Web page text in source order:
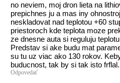
no neviem, moj dron lieta na
prepichnes ju a mas iny
neskladovat nad teplotou +60
priestoroch kde teplota moze
ze dnesne auta si reguluju
Predstav si ake budu mat
su tu uz viac ako 130 rokov.
buducnost, tak by si tak isto frflal.
Odpovedať